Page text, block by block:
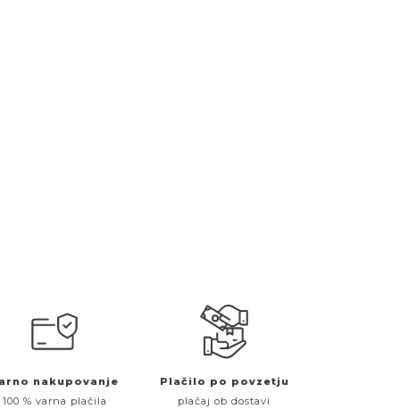
nakupovanje
100 % varna plačila
Plačilo po povzetju
plačaj ob dostavi